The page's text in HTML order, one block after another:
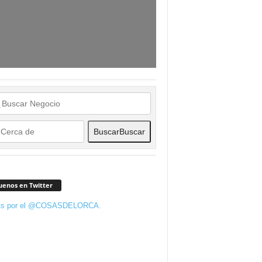
BuscarBuscar
en Twitter
por el @COSASDELORCA.